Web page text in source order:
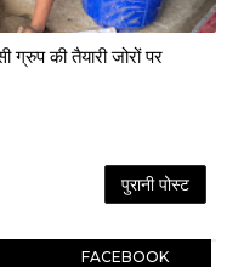
की तैयारी जोरों पर
पुरानी पोस्ट
FACEBOOK